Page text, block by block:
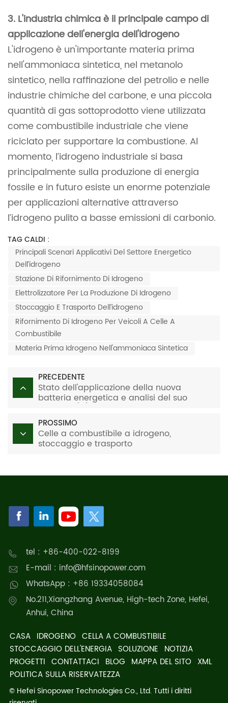
3. L'industria chimica è il principale campo di
applicazione dell'energia dell'idrogeno
L'idrogeno è un'importante materia prima
nell'ammoniaca sintetica, nel metanolo
sintetico, nella raffinazione del petrolio e nelle
industrie chimiche del carbone, e una piccola
quantità di gas sottoprodotto viene utilizzata
come combustibile industriale che viene
riciclato per supportare la combustione. Al
momento, l’idrogeno industriale si basa
principalmente sulla produzione di energia
fossile e in futuro esiste un enorme potenziale
per applicazioni alternative attraverso
l’idrogeno pulito a basse emissioni di carbonio.
TAG CALDI :
Principali Scenari Applicativi Del Settore Energetico
Dell’idrogeno
Stazione Di Rifornimento Di Idrogeno
Elettrolizzatore Per La Produzione Di Idrogeno
Stoccaggio E Trasporto Dell’idrogeno
Rifornimento Di Idrogeno Per Veicoli A Celle A
Combustibile
Materia Prima Idrogeno Nell'ammoniaca Sintetica
PRECEDENTE
Stato dell'applicazione della nuova
batteria energetica e analisi del suo
PROSSIMO
Celle a combustibile a idrogeno,
stoccaggio e trasporto
tel : +86-400-022-8199
E-mail : info@hfsinopower.com
WhatsApp : +86 19334058084
No.211,Xiangzhang Avenue, High-tech Zone, Hefei,
Anhui, China
CASA IDROGENO CELLA A COMBUSTIBILE
STOCCAGGIO DELL'ENERGIA SOLUZIONE NOTIZIA
PROGETTI CONTATTACI BLOG MAPPA DEL SITO XML
POLITICA SULLA RISERVATEZZA
© Hefei Sinopower Technologies Co., Ltd. Tutti i diritti